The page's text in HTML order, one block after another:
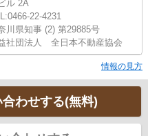
ル 2A
22-4231
川県知事 (2) 第29885号
社団法人 全日本不動産協会
情報の見方
わせする(無料)